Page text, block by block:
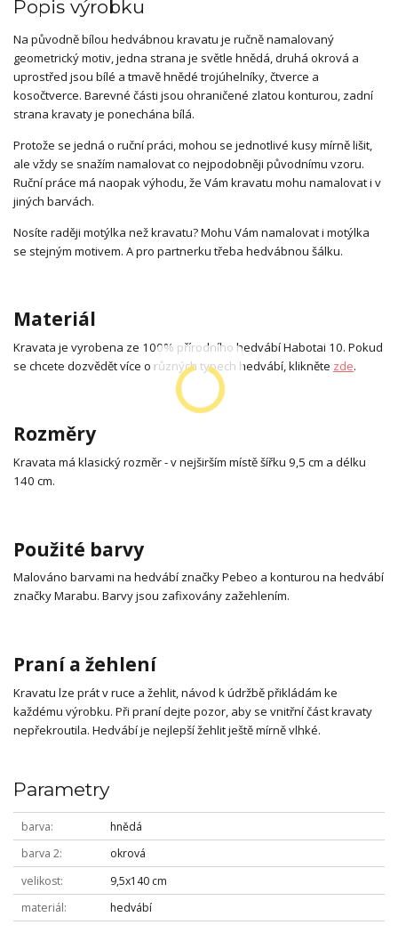
Popis výrobku
Na původně bílou hedvábnou kravatu je ručně namalovaný
geometrický motiv, jedna strana je světle hnědá, druhá okrová a
uprostřed jsou bílé a tmavě hnědé trojúhelníky, čtverce a
kosočtverce. Barevné části jsou ohraničené zlatou konturou, zadní
strana kravaty je ponechána bílá.
Protože se jedná o ruční práci, mohou se jednotlivé kusy mírně lišit,
ale vždy se snažím namalovat co nejpodobněji původnímu vzoru.
Ruční práce má naopak výhodu, že Vám kravatu mohu namalovat i v
jiných barvách.
Nosíte raději motýlka než kravatu? Mohu Vám namalovat i motýlka
se stejným motivem. A pro partnerku třeba hedvábnou šálku.
Materiál
Kravata je vyrobena ze 100% přírodního hedvábí Habotai 10. Pokud
se chcete dozvědět více o různých typech hedvábí, klikněte zde.
Rozměry
Kravata má klasický rozměr - v nejširším místě šířku 9,5 cm a délku
140 cm.
Použité barvy
Malováno barvami na hedvábí značky Pebeo a konturou na hedvábí
značky Marabu. Barvy jsou zafixovány zažehlením.
Praní a žehlení
Kravatu lze prát v ruce a žehlit, návod k údržbě přikládám ke
každému výrobku. Při praní dejte pozor, aby se vnitřní část kravaty
nepřekroutila. Hedvábí je nejlepší žehlit ještě mírně vlhké.
Parametry
barva
hnědá
barva 2
okrová
velikost
9,5x140 cm
materiál
hedvábí